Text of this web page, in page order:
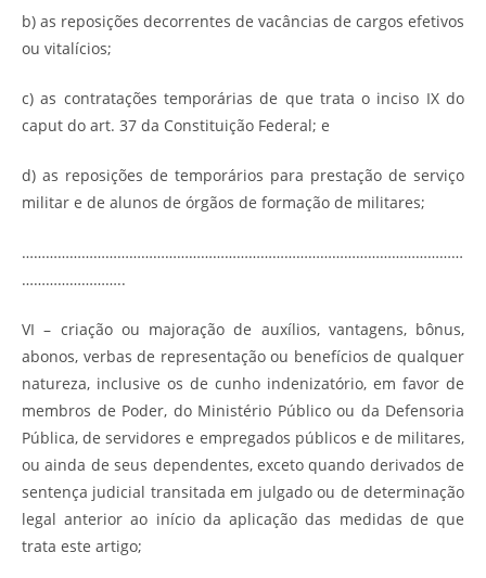
b) as reposições decorrentes de vacâncias de cargos efetivos
ou vitalícios;
c) as contratações temporárias de que trata o inciso IX do
caput do art. 37 da Constituição Federal; e
d) as reposições de temporários para prestação de serviço
militar e de alunos de órgãos de formação de militares;
…………………………………………………………………………………………………
……………………..
VI – criação ou majoração de auxílios, vantagens, bônus,
abonos, verbas de representação ou benefícios de qualquer
natureza, inclusive os de cunho indenizatório, em favor de
membros de Poder, do Ministério Público ou da Defensoria
Pública, de servidores e empregados públicos e de militares,
ou ainda de seus dependentes, exceto quando derivados de
sentença judicial transitada em julgado ou de determinação
legal anterior ao início da aplicação das medidas de que
trata este artigo;